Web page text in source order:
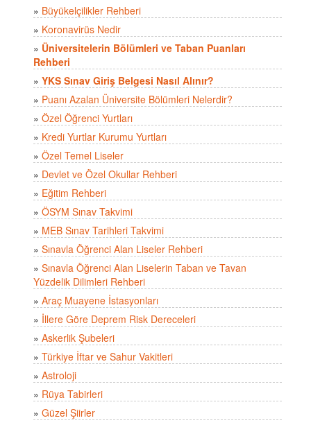
» Büyükelçilikler Rehberi
» Koronavirüs Nedir
» Üniversitelerin Bölümleri ve Taban Puanları
Rehberi
» YKS Sınav Giriş Belgesi Nasıl Alınır?
» Puanı Azalan Üniversite Bölümleri Nelerdir?
» Özel Öğrenci Yurtları
» Kredi Yurtlar Kurumu Yurtları
» Özel Temel Liseler
» Devlet ve Özel Okullar Rehberi
» Eğitim Rehberi
» ÖSYM Sınav Takvimi
» MEB Sınav Tarihleri Takvimi
» Sınavla Öğrenci Alan Liseler Rehberi
» Sınavla Öğrenci Alan Liselerin Taban ve Tavan
Yüzdelik Dilimleri Rehberi
» Araç Muayene İstasyonları
» İllere Göre Deprem Risk Dereceleri
» Askerlik Şubeleri
» Türkiye İftar ve Sahur Vakitleri
» Astroloji
» Rüya Tabirleri
» Güzel Şiirler